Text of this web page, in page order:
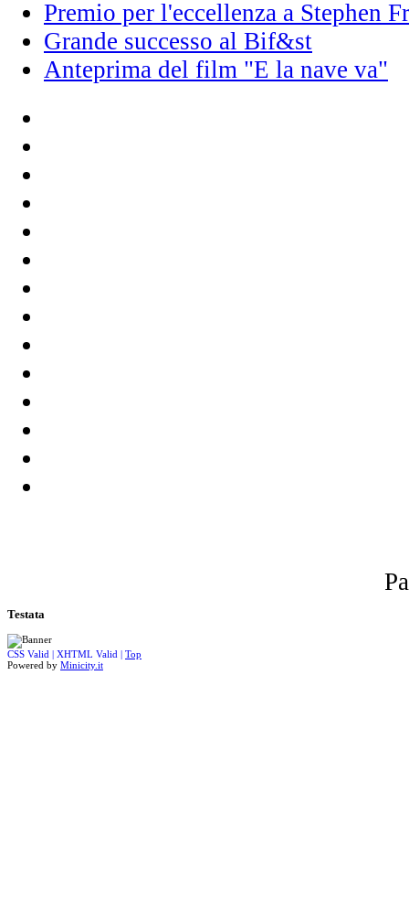
Premio per l'eccellenza a Stephen
Grande successo al Bif&st
Anteprima del film "E la nave va"
Testata
CSS Valid | XHTML Valid | Top
Powered by Minicity.it